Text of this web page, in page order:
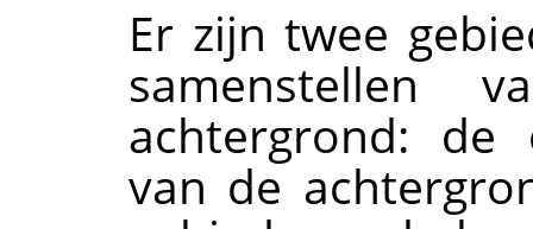
Er zijn twee
achtergrond: de
van de